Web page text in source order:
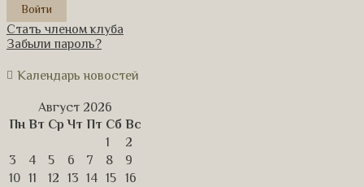
Стать членом клуба
Забыли пароль?
Календарь новостей
Август 2026
Пн Вт Ср Чт Пт Сб Вс
1
2
3
4 5 6 7 8
9
10 11 12 13 14 15
16